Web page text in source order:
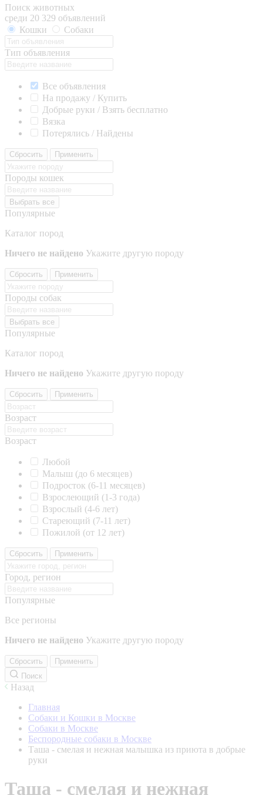
Поиск животных
среди 20 329 объявлений
Кошки
Собаки
Тип объявления
Все объявления
На продажу / Купить
Добрые руки / Взять бесплатно
Вязка
Потерялись / Найдены
Сбросить Применить
Породы кошек
Выбрать все
Популярные
Каталог пород
Ничего не найдено Укажите другую породу
Сбросить Применить
Породы собак
Выбрать все
Популярные
Каталог пород
Ничего не найдено Укажите другую породу
Сбросить Применить
Возраст
Возраст
Любой
Малыш (до 6 месяцев)
Подросток (6-11 месяцев)
Взрослеющий (1-3 года)
Взрослый (4-6 лет)
Стареющий (7-11 лет)
Пожилой (от 12 лет)
Сбросить Применить
Город, регион
Популярные
Все регионы
Ничего не найдено Укажите другую породу
Сбросить
Применить
Поиск
Назад
Главная
Собаки и Кошки в Москве
Собаки в Москве
Беспородные собаки в Москве
Таша - смелая и нежная малышка из приюта в добрые
руки
Таша - смелая и нежная